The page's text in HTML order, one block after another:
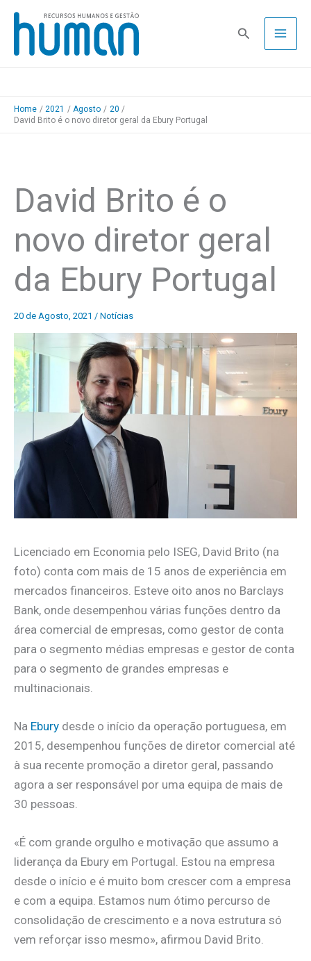
Skip
content
Pesquisa
Home 2021 Agosto
20
David Brito é o novo diretor geral da Ebury Portugal
David Brito é o
novo diretor geral
da Ebury Portugal
20 de Agosto, 2021 / Notícias
Licenciado em Economia pelo ISEG, David Brito (na
foto) conta com mais de 15 anos de experiência em
mercados financeiros. Esteve oito anos no Barclays
Bank, onde desempenhou várias funções dentro da
área comercial de empresas, como gestor de conta
para o segmento médias empresas e gestor de conta
para o segmento de grandes empresas e
multinacionais.
Na Ebury desde o início da operação portuguesa, em
2015, desempenhou funções de diretor comercial até
à sua recente promoção a diretor geral, passando
agora a ser responsável por uma equipa de mais de
30 pessoas.
«É com grande orgulho e motivação que assumo a
liderança da Ebury em Portugal. Estou na empresa
desde o início e é muito bom crescer com a empresa
e com a equipa. Estamos num ótimo percurso de
consolidação de crescimento e a nova estrutura só
vem reforçar isso mesmo», afirmou David Brito.